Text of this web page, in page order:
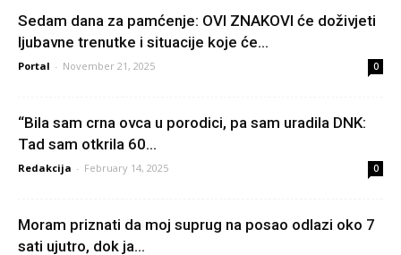
Sedam dana za pamćenje: OVI ZNAKOVI će doživjeti
ljubavne trenutke i situacije koje će...
Portal - November 21, 2025 0
“Bila sam crna ovca u porodici, pa sam uradila DNK:
Tad sam otkrila 60...
Redakcija - February 14, 2025 0
Moram priznati da moj suprug na posao odlazi oko 7
sati ujutro, dok ja...